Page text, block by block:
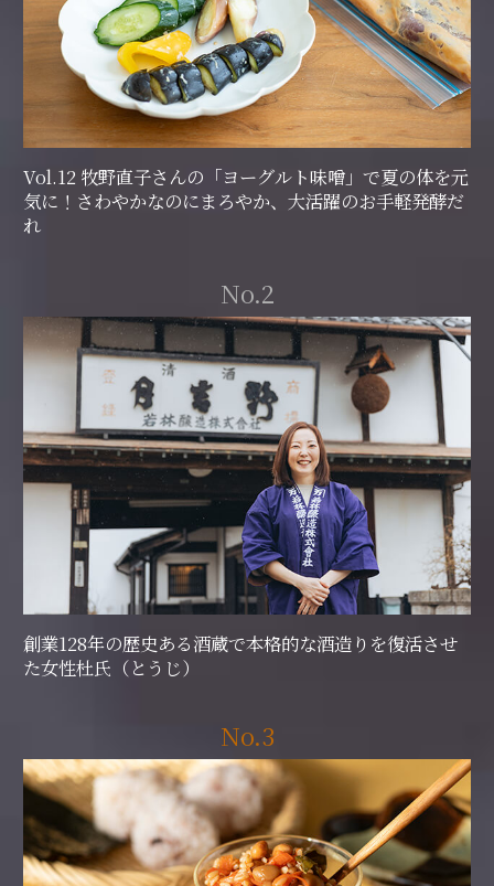
Vol.12 牧野直子さんの「ヨーグルト味噌」で夏の体を元
気に！さわやかなのにまろやか、大活躍のお手軽発酵だ
れ
No.2
創業128年の歴史ある酒蔵で本格的な酒造りを復活させ
た女性杜氏（とうじ）
No.3